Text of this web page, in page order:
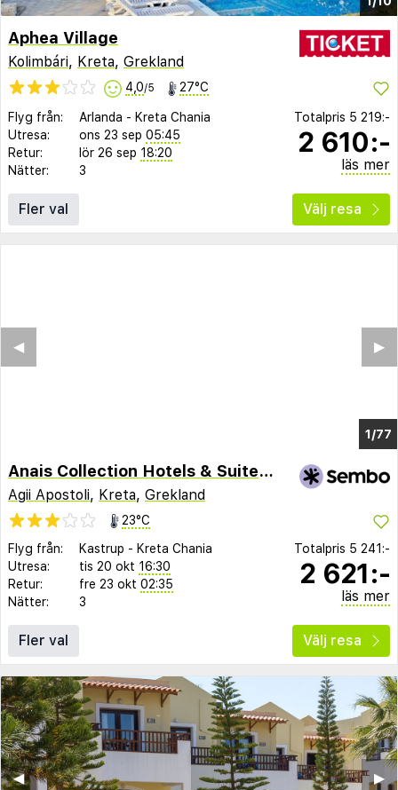
Aphea Village
Kolimbári, Kreta, Grekland
4,0/5 27°C
Flyg från: Arlanda - Kreta Chania
Utresa:
ons 23 sep 05:45
Retur:
lör 26 sep 18:20
Nätter:
3
Totalpris 5 219:-
2 610:-
läs mer
Fler val Välj resa
1/69
▶︎
◀︎
Anais Collection Hotels & Suites by GHH
Agii Apostoli, Kreta, Grekland
23°C
Flyg från:
Kastrup - Kreta Chania
Utresa:
tis 20 okt 16:30
Retur:
fre 23 okt 02:35
Nätter:
3
Totalpris 5 241:-
2 621:-
läs mer
Fler val Välj resa
▶︎
◀︎